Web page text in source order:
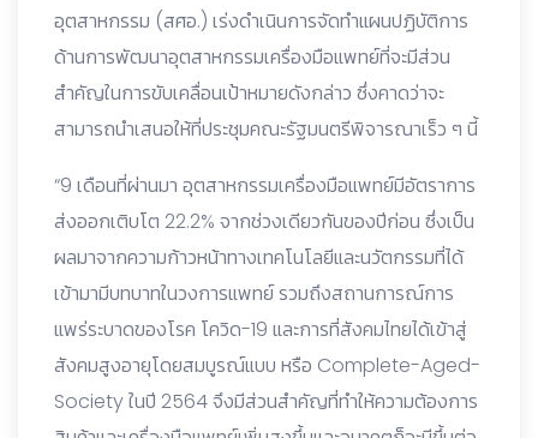
อุตสาหกรรม (สศอ.) เร่งดำเนินการจัดทำแผนปฏิบัติการ
ด้านการพัฒนาอุตสาหกรรมเครื่องมือแพทย์ที่จะมีส่วน
สำคัญในการขับเคลื่อนเป้าหมายดังกล่าว ซึ่งคาดว่าจะ
สามารถนำเสนอให้ที่ประชุมคณะรัฐมนตรีพิจารณาเร็ว ๆ นี้
“9 เดือนที่ผ่านมา อุตสาหกรรมเครื่องมือแพทย์มีอัตราการ
ส่งออกเติบโต 22.2% จากช่วงเดียวกันของปีก่อน ซึ่งเป็น
ผลมาจากความก้าวหน้าทางเทคโนโลยีและนวัตกรรมที่ได้
เข้ามามีบทบาทในวงการแพทย์ รวมถึงสถานการณ์การ
แพร่ระบาดของโรค โควิด-19 และการที่สังคมไทยได้เข้าสู่
สังคมสูงอายุโดยสมบูรณ์แบบ หรือ Complete-Aged-
Society ในปี 2564 จึงมีส่วนสำคัญที่ทำให้ความต้องการ